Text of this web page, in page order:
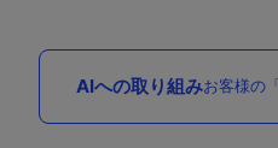
AIへの取り組みお客様の